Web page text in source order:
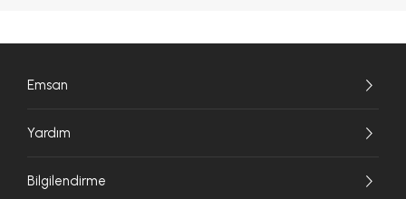
Emsan
Yardım
Bilgilendirme